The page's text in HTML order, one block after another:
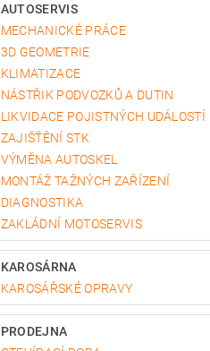
AUTOSERVIS
MECHANICKÉ PRÁCE
3D GEOMETRIE
KLIMATIZACE
NÁSTŘIK PODVOZKŮ A DUTIN
LIKVIDACE POJISTNÝCH UDÁLOSTÍ
ZAJIŠŤĚNÍ STK
VÝMĚNA AUTOSKEL
MONTÁŽ TAŽNÝCH ZAŘÍZENÍ
DIAGNOSTIKA
ZAKLÁDNÍ MOTOSERVIS
KAROSÁRNA
KAROSÁŘSKÉ OPRAVY
PRODEJNA